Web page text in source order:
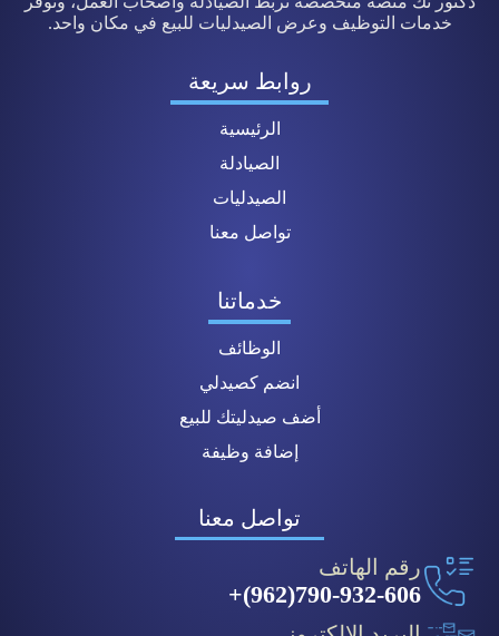
خدمات التوظيف وعرض الصيدليات للبيع في مكان واحد.
روابط سريعة
الرئيسية
الصيادلة
الصيدليات
تواصل معنا
خدماتنا
الوظائف
انضم كصيدلي
أضف صيدليتك للبيع
إضافة وظيفة
تواصل معنا
رقم الهاتف
790-932-606(962)+